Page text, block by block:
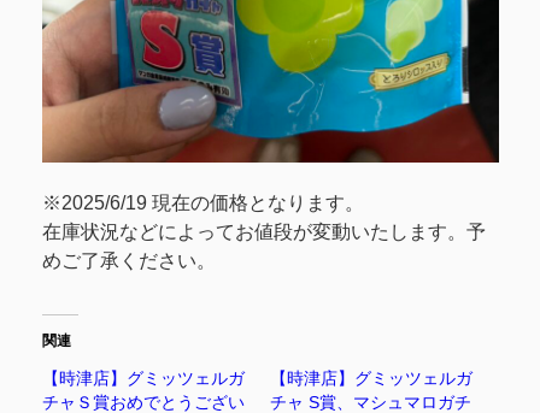
※2025/6/19 現在の価格となります。
在庫状況などによってお値段が変動いたします。予
めご了承ください。
関連
【時津店】グミッツェルガ
チャＳ賞おめでとうござい
【時津店】グミッツェルガ
チャ S賞、マシュマロガチ